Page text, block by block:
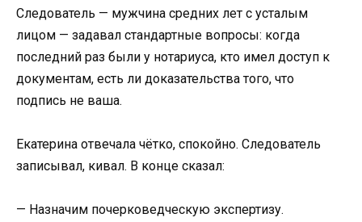
Следователь — мужчина средних лет с усталым
лицом — задавал стандартные вопросы: когда
последний раз были у нотариуса, кто имел доступ к
документам, есть ли доказательства того, что
подпись не ваша.
Екатерина отвечала чётко, спокойно. Следователь
записывал, кивал. В конце сказал:
— Назначим почерковедческую экспертизу.